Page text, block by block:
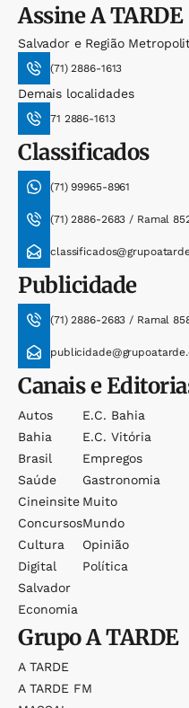
AssineA TARDE
Salvador e Região
(71) 2886-1613
Demais localidades
71 2886-1613
Classificados
(71) 99965-8961
(71) 2886-2683 / Ramal
Publicidade
(71) 2886-2683 / Ramal
Canais e
Autos
Bahia
Brasil
Saúde
Cineinsite
Concursos
Cultura
Digital
Salvador
Economia
E.c. Bahia
E.c. Vitória
Empregos
Gastronomia
Muito
Mundo
Opinião
Política
GrupoA TARDE
A TARDE
A TARDE FM